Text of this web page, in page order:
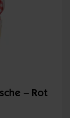
– Rot